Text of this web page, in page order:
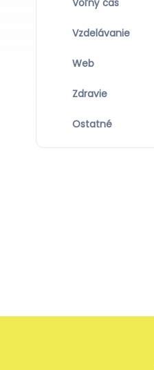
Voľný čas
Vzdelávanie
Web
Zdravie
Ostatné